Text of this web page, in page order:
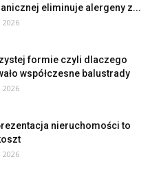
eliminuje alergeny z...
2026
formie czyli dlaczego
współczesne balustrady
2026
nieruchomości to
2026